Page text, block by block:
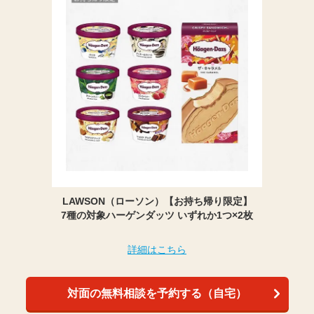
LAWSON（ローソン）【お持ち帰り限定】
7種の対象ハーゲンダッツ いずれか1つ×2枚
詳細はこちら
対面の無料相談を予約する（自宅）